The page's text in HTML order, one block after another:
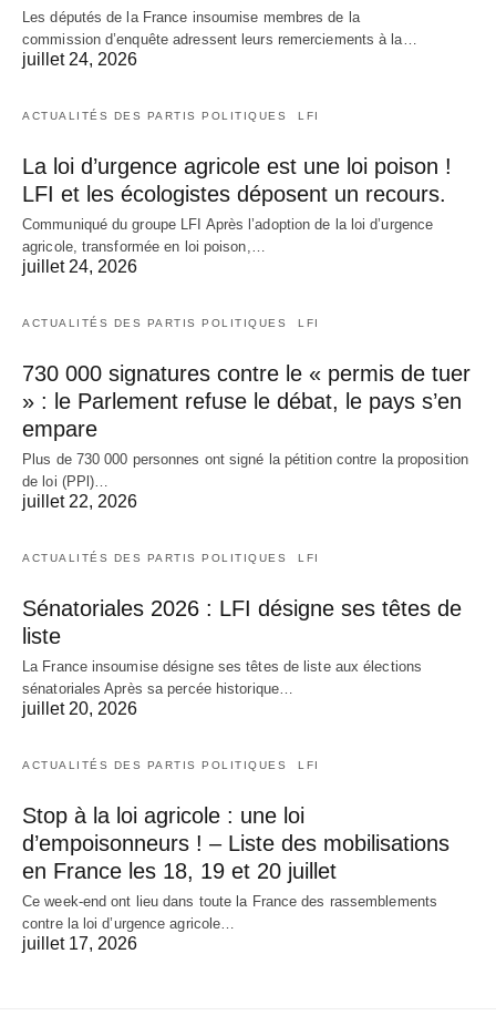
Les députés de la France insoumise membres de la
commission d’enquête adressent leurs remerciements à la…
juillet 24, 2026
ACTUALITÉS DES PARTIS POLITIQUES LFI
La loi d’urgence agricole est une loi poison !
LFI et les écologistes déposent un recours.
Communiqué du groupe LFI Après l’adoption de la loi d’urgence
agricole, transformée en loi poison,…
juillet 24, 2026
ACTUALITÉS DES PARTIS POLITIQUES LFI
730 000 signatures contre le « permis de tuer
» : le Parlement refuse le débat, le pays s’en
empare
Plus de 730 000 personnes ont signé la pétition contre la proposition
de loi (PPl)…
juillet 22, 2026
ACTUALITÉS DES PARTIS POLITIQUES LFI
Sénatoriales 2026 : LFI désigne ses têtes de
liste
La France insoumise désigne ses têtes de liste aux élections
sénatoriales Après sa percée historique…
juillet 20, 2026
ACTUALITÉS DES PARTIS POLITIQUES LFI
Stop à la loi agricole : une loi
d’empoisonneurs ! – Liste des mobilisations
en France les 18, 19 et 20 juillet
Ce week-end ont lieu dans toute la France des rassemblements
contre la loi d’urgence agricole…
juillet 17, 2026